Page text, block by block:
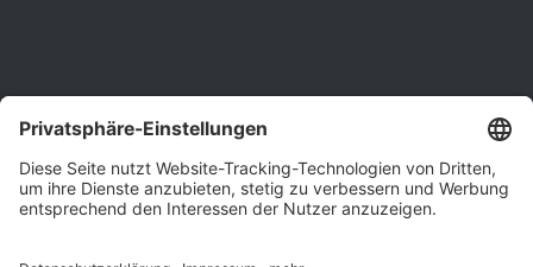
Unsere Einrichtung ist nach DIN EN ISO 9001 zertifiziert und
Akkreditierungs- und Zulassungsverordnung
Arbeitsförderung (AZAV)